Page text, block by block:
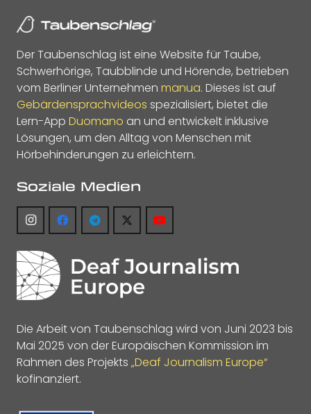
Der Taubenschlag ist eine Website für Taube,
Schwerhörige, Taubblinde und Hörende, betrieben
vom Berliner Unternehmen manua. Dieses ist auf
Gebärdensprachvideos spezialisiert, bietet die
Lern-App Duomano an und entwickelt inklusive
Lösungen, um den Alltag von Menschen mit
Hörbehinderungen zu erleichtern.
Soziale Medien
Die Arbeit von Taubenschlag wird von Juni 2023 bis
Mai 2025 von der Europäischen Kommission im
Rahmen des Projekts „Deaf Journalism Europe“
kofinanziert.